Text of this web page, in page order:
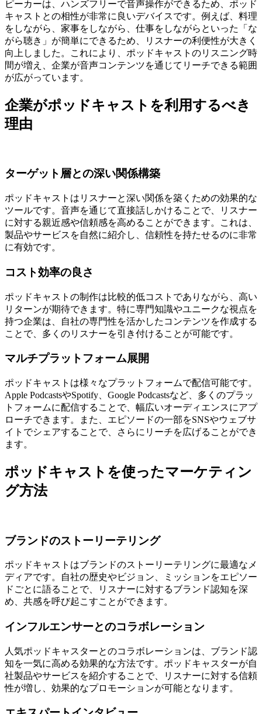
ピーカーは、ハンズフリーで音声操作ができるため、ポッド
キャストとの相性が非常に良いデバイスです。例えば、料理
をしながら、家事をしながら、仕事をしながらといった「な
がら聴き」が簡単にできるため、リスナーの利便性が大きく
向上しました。これにより、ポッドキャストのリスニング時
間が増え、企業が音声コンテンツを通じてリーチできる範囲
が広がっています。
企業がポッドキャストを利用するべき
理由
ターゲット層との深い関係構築
ポッドキャストはリスナーと深い関係を築くための効果的な
ツールです。音声を通じて直接話しかけることで、リスナー
に対する親近感や信頼感を高めることができます。これは、
製品やサービスを自然に紹介し、信頼性を持たせるのに非常
に有効です。
コスト効率の良さ
ポッドキャストの制作は比較的低コストでありながら、高い
リターンが期待できます。特に専門知識やユニークな視点を
持つ企業は、自社の専門性を活かしたコンテンツを作成する
ことで、多くのリスナーを引き付けることが可能です。
マルチプラットフォーム展開
ポッドキャストは様々なプラットフォームで配信可能です。
Apple PodcastsやSpotify、Google Podcastsなど、多くのプラッ
トフォームに配信することで、幅広いオーディエンスにアプ
ローチできます。また、エピソードの一部をSNSやウェブサ
イトでシェアすることで、さらにリーチを広げることができ
ます。
ポッドキャストを使ったマーケティン
グ方法
ブランドのストーリーテリング
ポッドキャストはブランドのストーリーテリングに最適なメ
ディアです。自社の歴史やビジョン、ミッションをエピソー
ドごとに語ることで、リスナーに対するブランド認知を深
め、共感を呼び起こすことができます。
インフルエンサーとのコラボレーション
人気ポッドキャスターとのコラボレーションは、ブランド認
知を一気に高める効果的な方法です。ポッドキャスターが自
社製品やサービスを紹介することで、リスナーに対する信頼
性が増し、効果的なプロモーションが可能となります。